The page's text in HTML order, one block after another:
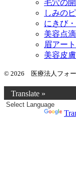
毛穴の
しみの
にきび
美容点滴
眉アー
美容皮
© 2026 医療法人フォー
Translate »